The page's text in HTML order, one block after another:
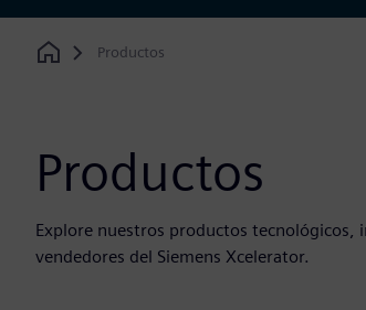
Home
Productos
Productos
Explore nuestros productos tecnológicos,
vendedores del Siemens Xcelerator.